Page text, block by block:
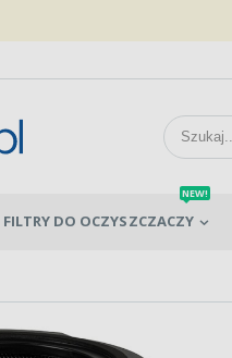
FILTRY DO OCZYSZCZACZY
NEW!